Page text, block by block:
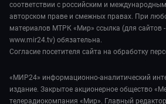
соответствии с российским и
авторском праве и смежных правах. При
материалов МТРК «Мир» ссылка (для сайтов -
www.mir24.tv) обязательна.
Согласие посетителя сайта на обработку
«МИР24» информационно-аналитический
издание. Закрытое акционерное общество
телерадиокомпания «Мир». Главный